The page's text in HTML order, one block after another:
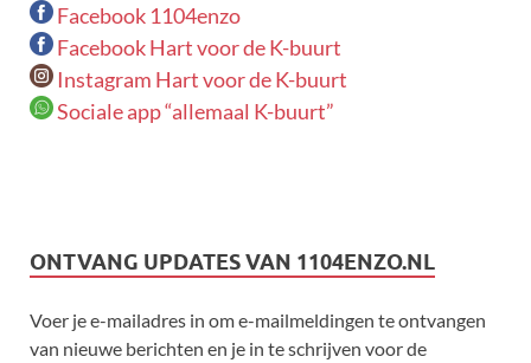
Facebook 1104enzo
Facebook Hart voor de K-buurt
Instagram Hart voor de K-buurt
Sociale app “allemaal K-buurt”
ONTVANG UPDATES VAN 1104ENZO.NL
Voer je e-mailadres in om e-mailmeldingen te ontvangen
van nieuwe berichten en je in te schrijven voor de